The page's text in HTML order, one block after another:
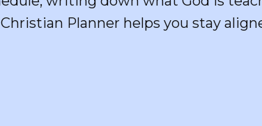
Planner helps you stay